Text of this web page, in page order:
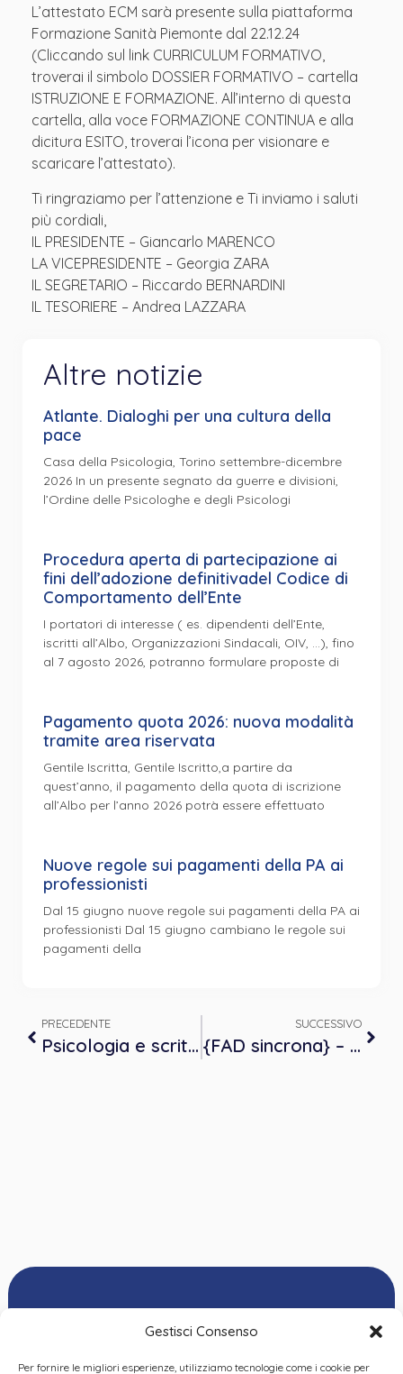
Gestisci Consenso
Per fornire le migliori esperienze, utilizziamo tecnologie come i cookie per
L’attestato ECM sarà presente sulla piattaforma
Formazione Sanità Piemonte dal 22.12.24
(Cliccando sul link CURRICULUM FORMATIVO,
troverai il simbolo DOSSIER FORMATIVO – cartella
ISTRUZIONE E FORMAZIONE. All’interno di questa
cartella, alla voce FORMAZIONE CONTINUA e alla
dicitura ESITO, troverai l’icona per visionare e
scaricare l’attestato).
Ti ringraziamo per l’attenzione e Ti inviamo i saluti
più cordiali,
IL PRESIDENTE – Giancarlo MARENCO
LA VICEPRESIDENTE – Georgia ZARA
IL SEGRETARIO – Riccardo BERNARDINI
IL TESORIERE – Andrea LAZZARA
Altre notizie
Atlante. Dialoghi per una cultura della
pace
Casa della Psicologia, Torino settembre-dicembre
2026 In un presente segnato da guerre e divisioni,
l’Ordine delle Psicologhe e degli Psicologi
Procedura aperta di partecipazione ai
fini dell’adozione definitivadel Codice di
Comportamento dell’Ente
I portatori di interesse ( es. dipendenti dell’Ente,
iscritti all’Albo, Organizzazioni Sindacali, OIV, …), fino
al 7 agosto 2026, potranno formulare proposte di
Pagamento quota 2026: nuova modalità
tramite area riservata
Gentile Iscritta, Gentile Iscritto,a partire da
quest’anno, il pagamento della quota di iscrizione
all’Albo per l’anno 2026 potrà essere effettuato
Nuove regole sui pagamenti della PA ai
professionisti
Dal 15 giugno nuove regole sui pagamenti della PA ai
professionisti Dal 15 giugno cambiano le regole sui
pagamenti della
PRECEDENTE
Psicologia e scrittura: La capacità di riflettere sulle narrazioni
SUCCESSIVO
{FAD sincrona} – L’arte di guardare lontano: tendenze e scenari futuri